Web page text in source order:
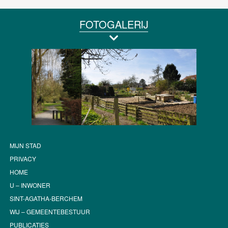
FOTOGALERIJ
MIJN STAD
PRIVACY
HOME
U – INWONER
SINT-AGATHA-BERCHEM
WIJ – GEMEENTEBESTUUR
PUBLICATIES